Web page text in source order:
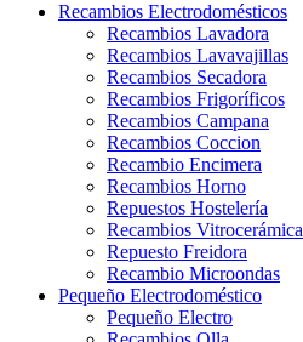
Recambios Electrodomésticos
Recambios Lavadora
Recambios Lavavajillas
Recambios Secadora
Recambios Frigoríficos
Recambios Campana
Recambios Coccion
Recambio Encimera
Recambios Horno
Repuestos Hostelería
Recambios Vitrocerámica
Repuesto Freidora
Recambio Microondas
Pequeño Electrodoméstico
Pequeño Electro